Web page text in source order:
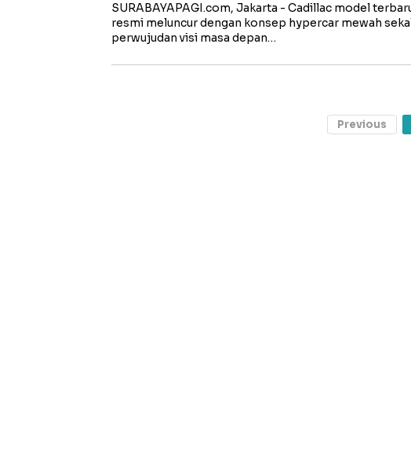
SURABAYAPAGI.com, Jakarta - Cadillac model
resmi meluncur dengan konsep hypercar mewah
perwujudan visi masa depan…
Previous